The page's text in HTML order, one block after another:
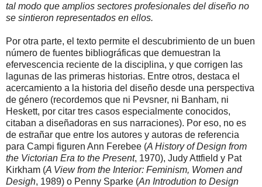
tal modo que amplios sectores profesionales del diseño no
se sintieron representados en ellos.
Por otra parte, el texto permite el descubrimiento de un buen
número de fuentes bibliográficas que demuestran la
efervescencia reciente de la disciplina, y que corrigen las
lagunas de las primeras historias. Entre otros, destaca el
acercamiento a la historia del diseño desde una perspectiva
de género (recordemos que ni Pevsner, ni Banham, ni
Heskett, por citar tres casos especialmente conocidos,
citaban a diseñadoras en sus narraciones). Por eso, no es
de estrañar que entre los autores y autoras de referencia
para Campi figuren Ann Ferebee (A History of Design from
the Victorian Era to the Present, 1970), Judy Attfield y Pat
Kirkham (A View from the Interior: Feminism, Women and
Desigh, 1989) o Penny Sparke (An Introdution to Design